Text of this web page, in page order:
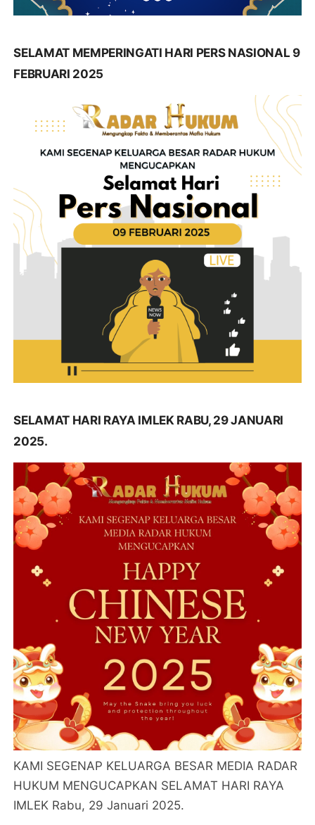
SELAMAT MEMPERINGATI HARI PERS NASIONAL 9
FEBRUARI 2025
SELAMAT HARI RAYA IMLEK RABU, 29 JANUARI
2025.
KAMI SEGENAP KELUARGA BESAR MEDIA RADAR
HUKUM MENGUCAPKAN SELAMAT HARI RAYA
IMLEK Rabu, 29 Januari 2025.